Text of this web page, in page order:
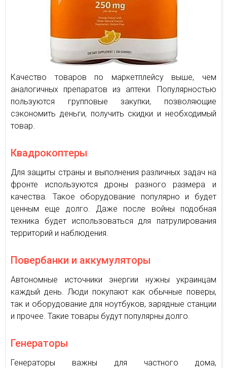
Качество товаров по маркетплейсу выше, чем
аналогичных препаратов из аптеки. Популярностью
пользуются групповые закупки, позволяющие
сэкономить деньги, получить скидки и необходимый
товар.
Квадрокоптеры
Для защиты страны и выполнения различных задач на
фронте используются дроны разного размера и
качества. Такое оборудование популярно и будет
ценным еще долго. Даже после войны подобная
техника будет использоваться для патрулирования
территорий и наблюдения.
Повербанки и аккумуляторы
Автономные источники энергии нужны украинцам
каждый день. Люди покупают как обычные поверы,
так и оборудование для ноутбуков, зарядные станции
и прочее. Такие товары будут популярны долго.
Генераторы
Генераторы важны для частного дома,